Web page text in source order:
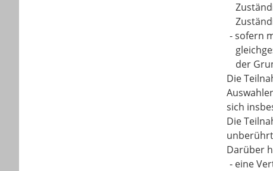
-sofern
der
Die
sich
Die
Darüber
- eine